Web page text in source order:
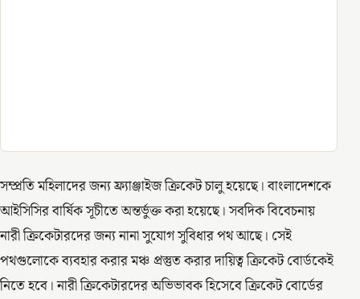
সম্প্রতি মহিলাদের জন্য ফ্র্যাঞ্জাইজ ক্রিকেট চালু হয়েছে। বাংলাদেশকে
আইসিসির বার্ষিক সূচীতে অন্তর্ভুক্ত করা হয়েছে। সবদিক বিবেচনায়
নারী ক্রিকেটারদের জন্য নানা সুযোগ সুবিধার পথ আছে। সেই
পথগুলোকে ব্যবহার করার মঞ্চ প্রস্তুত করার দায়িত্ব ক্রিকেট বোর্ডকেই
নিতে হবে। নারী ক্রিকেটারদের অভিভাবক হিসেবে ক্রিকেট বোর্ডের